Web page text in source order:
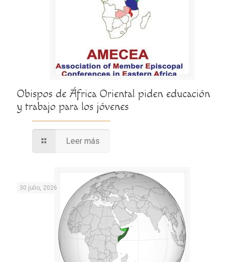
Obispos de África Oriental piden educación
y trabajo para los jóvenes
Leer más
30 julio, 2026